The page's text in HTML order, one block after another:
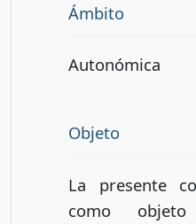
Ámbito
Autonómica
Objeto
La presente
como